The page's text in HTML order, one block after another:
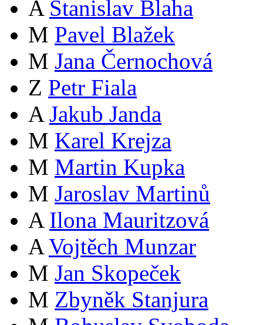
A Stanislav Blaha
M Pavel Blažek
M Jana Černochová
Z Petr Fiala
A Jakub Janda
M Karel Krejza
M Martin Kupka
M Jaroslav Martinů
A Ilona Mauritzová
A Vojtěch Munzar
M Jan Skopeček
M Zbyněk Stanjura